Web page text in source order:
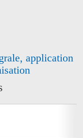
application